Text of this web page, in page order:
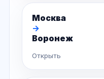
Москва
→
Воронеж
Открыть